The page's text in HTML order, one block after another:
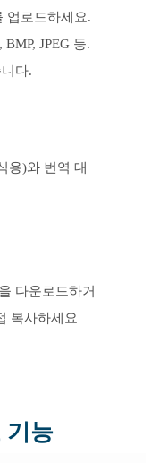
업로드하세요.
JPEG 등.
다.
용)와 번역 대
다운로드하거
복사하세요
기능